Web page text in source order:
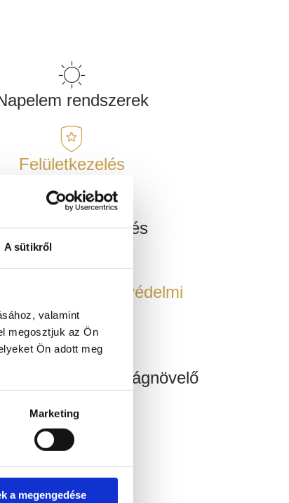
A sütikről
valamint
megosztjuk az Ön
Ön adott meg
Marketing
a megengedése
rendszerek
Felületkezelés
rendezés
munkavédelmi
eszközök
hatékonyságnövelő